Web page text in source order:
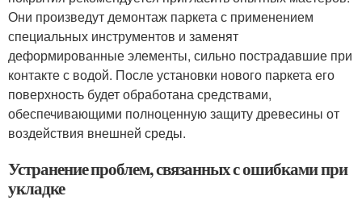
Они произведут демонтаж паркета с применением
специальных инструментов и заменят
деформированные элементы, сильно пострадавшие при
контакте с водой. После установки нового паркета его
поверхность будет обработана средствами,
обеспечивающими полноценную защиту древесины от
воздействия внешней среды.
Устранение проблем, связанных с ошибками при
укладке